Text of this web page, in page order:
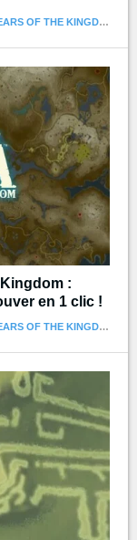
THE LEGEND OF ZELDA : TEARS OF THE KINGDOM
:
en 1 clic !
THE LEGEND OF ZELDA : TEARS OF THE KINGDOM